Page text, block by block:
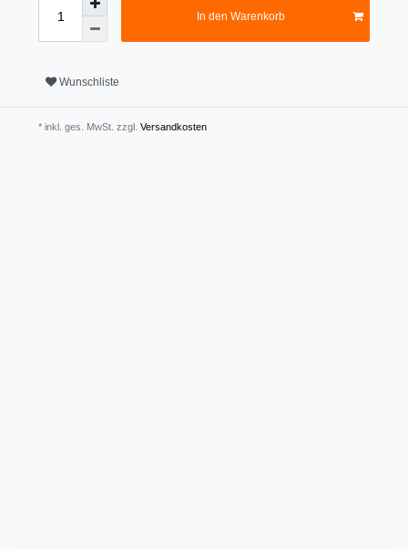
In den Warenkorb
Wunschliste
* inkl. ges. MwSt. zzgl. Versandkosten